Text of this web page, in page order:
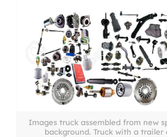
Images truck assembled from new
background. Truck with a trailer